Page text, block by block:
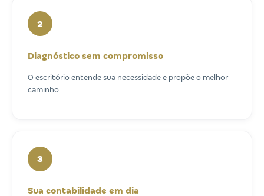
2
Diagnóstico sem compromisso
O escritório entende sua necessidade e propõe o melhor
caminho.
3
Sua contabilidade em dia